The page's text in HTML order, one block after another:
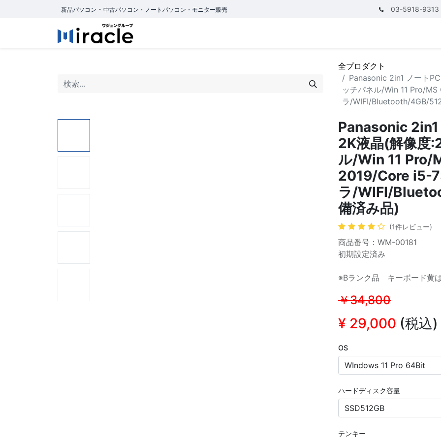
新品パソコン ・ 中古パソコン・ノートパソコン・モニター販売 03-5918-9313
全プロダクト
Panasonic 2in1 ノート
ッチパネル/Win 11 Pro/
ラ/WIFI/Bluetooth/4GB/
Panasonic
2K液晶(解像度
ル/Win 11 Pro/
2019/Core i5-
ラ/WIFI/
備済み品)
(1件レビュー)
商品番号：WM-00181
初期設定済み
※Bランク品 キーボード黄
￥34,800
¥ 29,000 (税込)
OS
ハードディスク容量
テンキー